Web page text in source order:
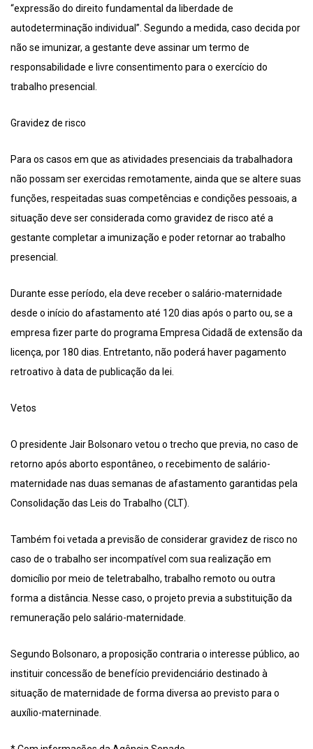
“expressão do direito fundamental da liberdade de
autodeterminação individual”. Segundo a medida, caso decida por
não se imunizar, a gestante deve assinar um termo de
responsabilidade e livre consentimento para o exercício do
trabalho presencial.
Gravidez de risco
Para os casos em que as atividades presenciais da trabalhadora
não possam ser exercidas remotamente, ainda que se altere suas
funções, respeitadas suas competências e condições pessoais, a
situação deve ser considerada como gravidez de risco até a
gestante completar a imunização e poder retornar ao trabalho
presencial.
Durante esse período, ela deve receber o salário-maternidade
desde o início do afastamento até 120 dias após o parto ou, se a
empresa fizer parte do programa Empresa Cidadã de extensão da
licença, por 180 dias. Entretanto, não poderá haver pagamento
retroativo à data de publicação da lei.
Vetos
O presidente Jair Bolsonaro vetou o trecho que previa, no caso de
retorno após aborto espontâneo, o recebimento de salário-
maternidade nas duas semanas de afastamento garantidas pela
Consolidação das Leis do Trabalho (CLT).
Também foi vetada a previsão de considerar gravidez de risco no
caso de o trabalho ser incompatível com sua realização em
domicílio por meio de teletrabalho, trabalho remoto ou outra
forma a distância. Nesse caso, o projeto previa a substituição da
remuneração pelo salário-maternidade.
Segundo Bolsonaro, a proposição contraria o interesse público, ao
instituir concessão de benefício previdenciário destinado à
situação de maternidade de forma diversa ao previsto para o
auxílio-materninade.